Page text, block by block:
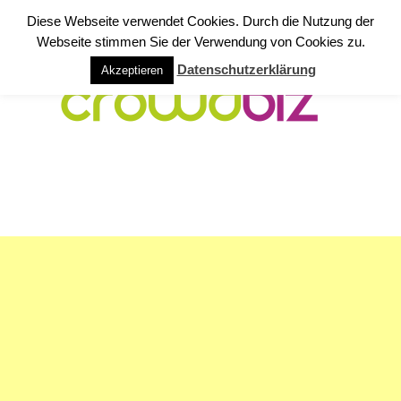
Diese Webseite verwendet Cookies. Durch die Nutzung der
Webseite stimmen Sie der Verwendung von Cookies zu.
Akzeptieren Datenschutzerklärung